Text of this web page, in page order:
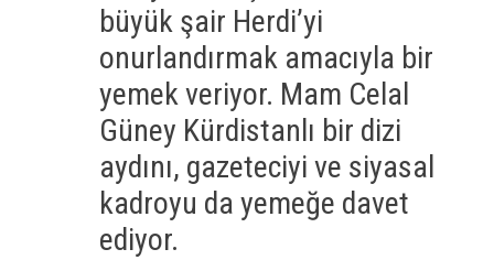
büyük şair Herdi’yi
onurlandırmak amacıyla bir
yemek veriyor. Mam Celal
Güney Kürdistanlı bir dizi
aydını, gazeteciyi ve siyasal
kadroyu da yemeğe davet
ediyor.